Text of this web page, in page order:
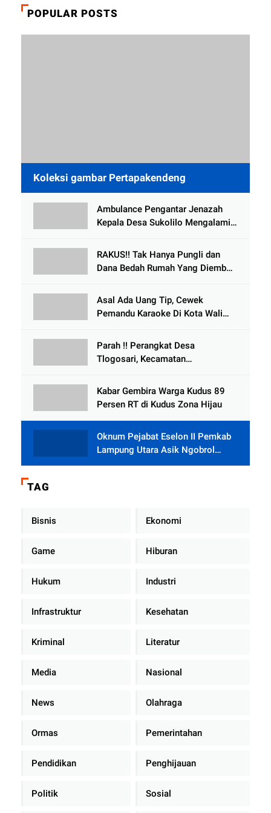
POPULAR POSTS
Koleksi gambar Pertapakendeng
Ambulance Pengantar Jenazah
Kepala Desa Sukolilo Mengalami
Meninggal Dunia
RAKUS!! Tak Hanya Pungli dan
Dana Bedah Rumah Yang Diembat,
Tlogowungu, di Duga
Selewengkan Bantuan Mushola
Asal Ada Uang Tip, Cewek
Pemandu Karaoke Di Kota Wali
Parah !! Perangkat Desa
Tlogosari, Kecamatan
Rumah dari BAZNAS
Kabar Gembira Warga Kudus 89
Persen RT di Kudus Zona Hijau
Oknum Pejabat Eselon II Pemkab
Lampung Utara Asik Ngobrol
Dengan Teman Kencan Wanitanya
TAG
Bisnis Ekonomi
Game Hiburan
Hukum Industri
Infrastruktur Kesehatan
Kriminal Literatur
Media Nasional
News Olahraga
Ormas Pemerintahan
Pendidikan Penghijauan
Politik Sosial